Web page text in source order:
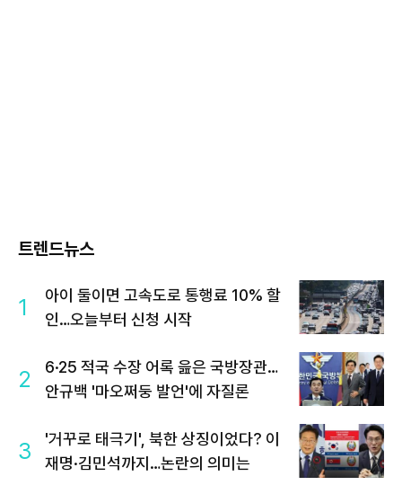
트렌드뉴스
1
아이 둘이면 고속도로 통행료 10% 할
인…오늘부터 신청 시작
2
6·25 적국 수장 어록 읊은 국방장관…
안규백 '마오쩌둥 발언'에 자질론
3
'거꾸로 태극기', 북한 상징이었다? 이
재명·김민석까지…논란의 의미는